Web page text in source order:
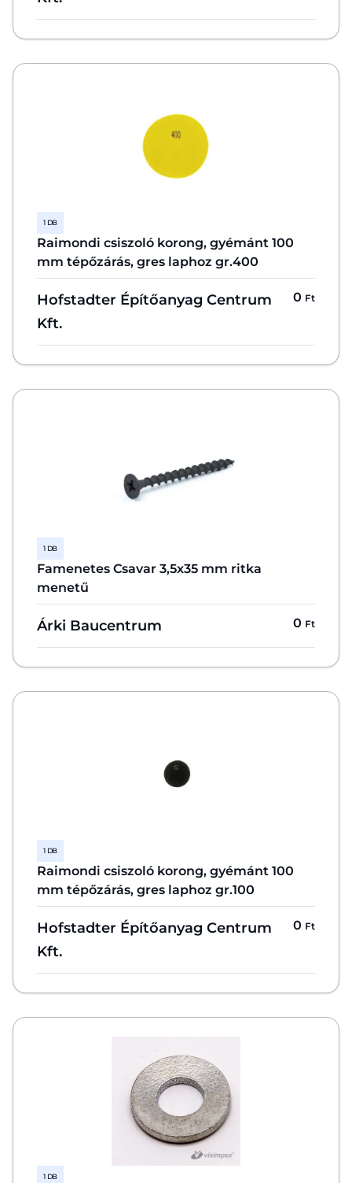
1 DB
Raimondi csiszoló korong, gyémánt 100
mm tépőzárás, gres laphoz gr.400
Hofstadter Építőanyag Centrum
Kft.
0 Ft
1 DB
Famenetes Csavar 3,5x35 mm ritka
menetű
Árki Baucentrum 0 Ft
1 DB
Raimondi csiszoló korong, gyémánt 100
mm tépőzárás, gres laphoz gr.100
Hofstadter Építőanyag Centrum
Kft.
0 Ft
1 DB